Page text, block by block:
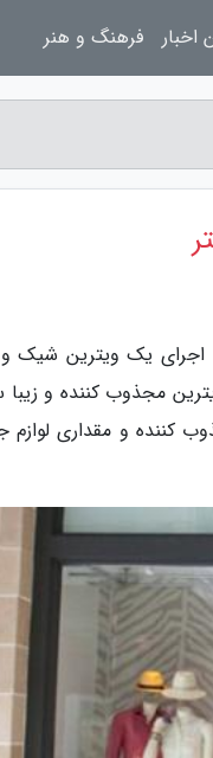
اجرای یک ویترین شیک و
مجذوب کننده و زیبا
کننده و مقداری لوازم
اخبار فرهنگ و هنر